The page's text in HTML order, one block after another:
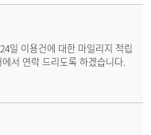
일 이용건에 대한 마일리지 적립
서 연락 드리도록 하겠습니다.